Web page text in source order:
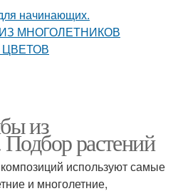
из
растений
используют самые
и многолетние,